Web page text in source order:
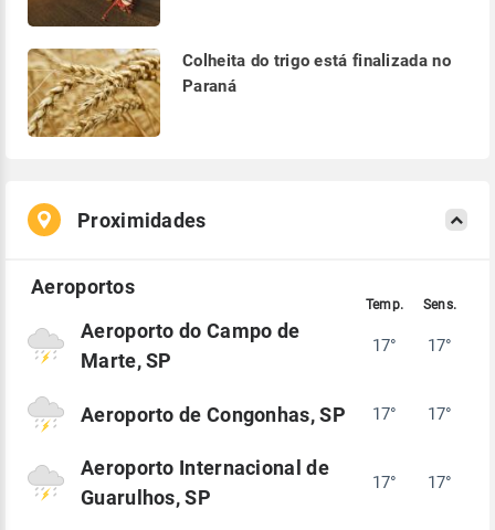
Colheita do trigo está finalizada no
Paraná
Proximidades
Aeroporto do Campo de
Marte, SP
17° 17°
Aeroporto de Congonhas, SP 17° 17°
Aeroporto Internacional de
Guarulhos, SP
17° 17°